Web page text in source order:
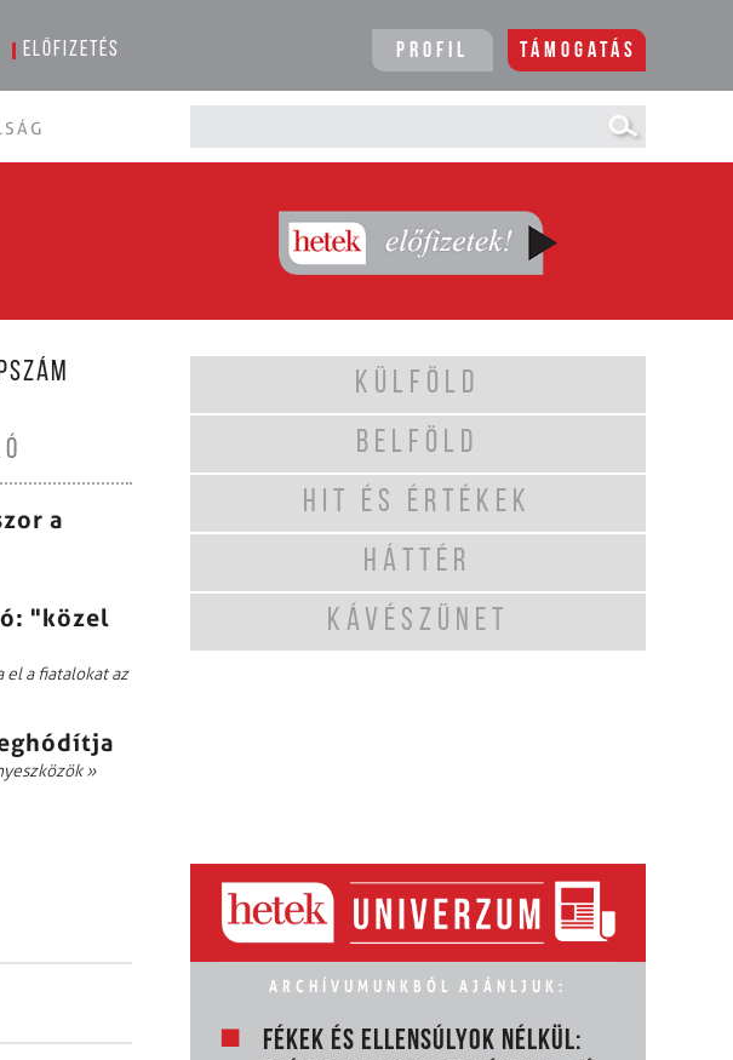
Előfizetés Profil Támogatás
a
"közel
el a fiatalokat az
»
KÜLFÖLD
BELFÖLD
HIT ÉS ÉRTÉKEK
HÁTTÉR
KÁVÉSZÜNET
ARCHÍVUMUNKBÓL AJÁNLJUK:
FÉKEK ÉS ELLENSÚLYOK NÉLKÜL: